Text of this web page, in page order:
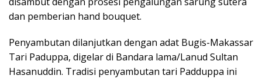
dan pemberian hand bouquet.
Penyambutan dilanjutkan dengan adat Bugis-Makassar
Tari Paduppa, digelar di Bandara lama/Lanud Sultan
Hasanuddin. Tradisi penyambutan tari Padduppa ini